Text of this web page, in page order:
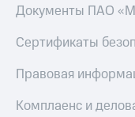
Документы ПАО
Сертификаты
Правовая
Комплаенс и